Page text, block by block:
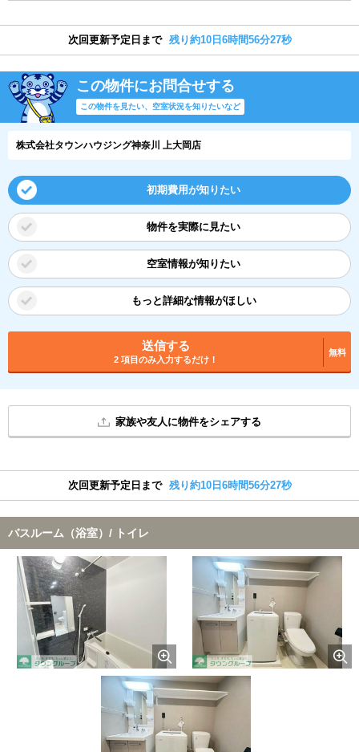
次回更新予定日まで 残り約10日6時間56分27秒
この物件にお問合せする
この物件を見たい、空室状況を知りたいなど
株式会社タウンハウジング神奈川 上大岡店
初期費用が知りたい
物件を実際に見たい
空室情報が知りたい
もっと詳細な情報がほしい
送信する
2 項目のみ入力するだけ！
無料
家族や友人に物件をシェアする
次回更新予定日まで 残り約10日6時間56分27秒
バスルーム（浴室）/ トイレ